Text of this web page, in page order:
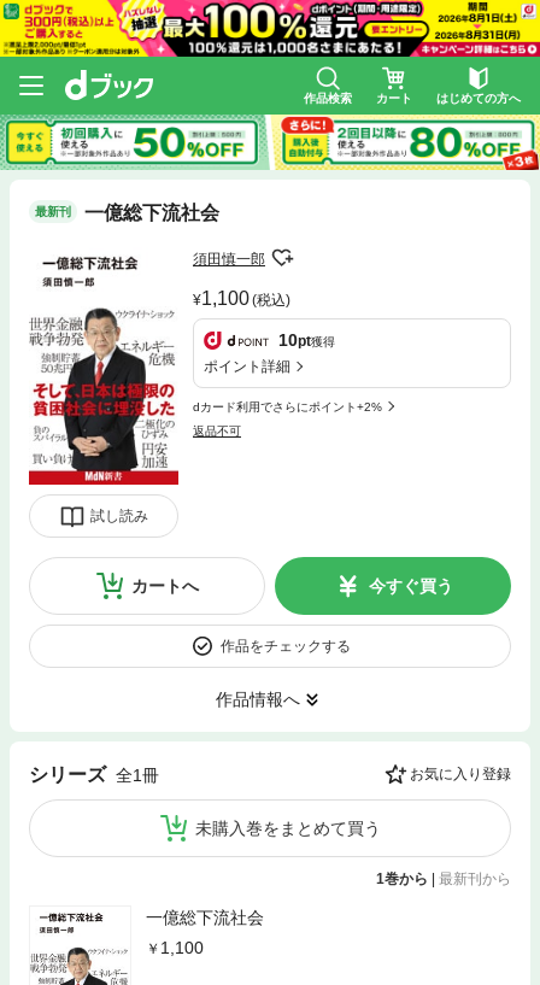
作品検索 カート はじめての方へ
最新刊 一億総下流社会
試し読み
須田慎一郎
1,100(税込)
10pt獲得
ポイント詳細
dカード利用でさらにポイント+2%
返品不可
カートへ 今すぐ買う
作品をチェックする
作品情報へ
シリーズ 全1冊 お気に入り登録
未購入巻をまとめて買う
1巻から 最新刊から
一億総下流社会
1,100